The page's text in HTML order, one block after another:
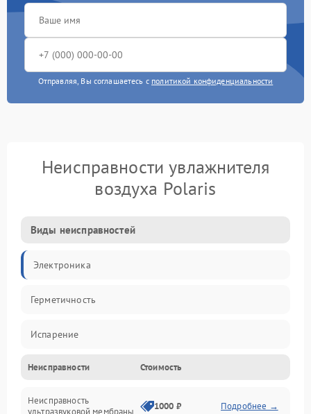
Отправляя, Вы соглашаетесь с политикой конфиденциальности
Неисправности увлажнителя
воздуха Polaris
Виды неисправностей
Электроника
Герметичность
Испарение
Водяной тракт
Механические повреждения
Неисправности Стоимость
Неисправность
ультразвуковой мембраны
1000 ₽ Подробнее →